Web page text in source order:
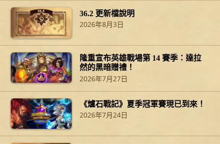
36.2 更新檔說明
2026年8月3日
隆重宣布英雄戰場第 14 賽季：達拉
然的黑暗贈禮！
2026年7月27日
《爐石戰記》夏季冠軍賽現已到來！
2026年7月24日